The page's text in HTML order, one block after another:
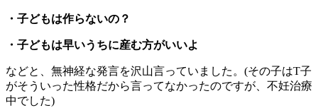
・子どもは作らないの？
・子どもは早いうちに産む方がいいよ
などと、無神経な発言を沢山言っていました。(その子はT子
がそういった性格だから言ってなかったのですが、不妊治療
中でした)